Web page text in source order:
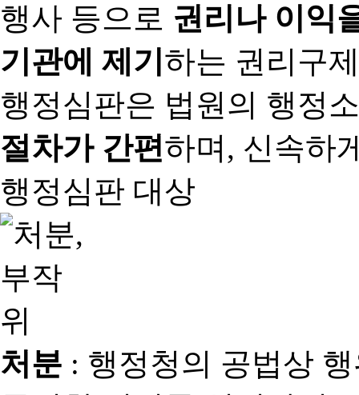
행사 등으로 권리나 이익
기관에 제기하는 권리구
행정심판은 법원의 행정
절차가 간편하며, 신속하
행정심판 대상
처분 : 행정청의 공법상